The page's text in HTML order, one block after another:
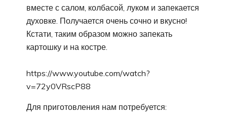
вместе с салом, колбасой, луком и запекается
духовке. Получается очень сочно и вкусно!
Кстати, таким образом можно запекать
картошку и на костре.
https://www.youtube.com/watch?
v=72y0VRscP88
Для приготовления нам потребуется: